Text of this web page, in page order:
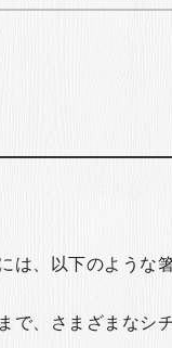
は、以下のような
で、さまざまなシ